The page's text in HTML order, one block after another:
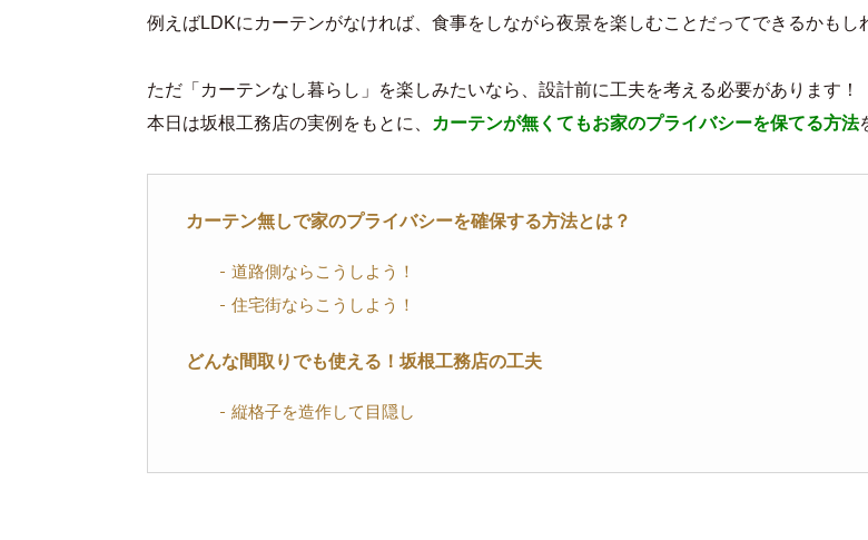
例えばLDKにカーテンがなければ、食事をしながら夜景を楽しむことだってできるかもし
ただ「カーテンなし暮らし」を楽しみたいなら、設計前に工夫を考える必要があります！
本日は坂根工務店の実例をもとに、
カーテンが無くてもお家のプライバシーを保てる方法
カーテン無しで家のプライバシーを確保する方法とは？
道路側ならこうしよう！
住宅街ならこうしよう！
どんな間取りでも使える！坂根工務店の工夫
縦格子を造作して目隠し